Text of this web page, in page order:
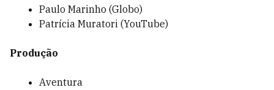
Paulo Marinho (Globo)
Patrícia Muratori (YouTube)
Produção
Aventura